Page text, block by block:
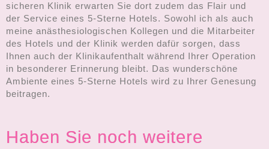
sicheren Klinik erwarten Sie dort zudem das Flair und
der Service eines 5-Sterne Hotels. Sowohl ich als auch
meine anästhesiologischen Kollegen und die Mitarbeiter
des Hotels und der Klinik werden dafür sorgen, dass
Ihnen auch der Klinikaufenthalt während Ihrer Operation
in besonderer Erinnerung bleibt. Das wunderschöne
Ambiente eines 5-Sterne Hotels wird zu Ihrer Genesung
beitragen.
Haben Sie noch weitere